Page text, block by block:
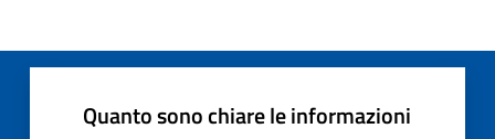
Quanto sono chiare le informazioni